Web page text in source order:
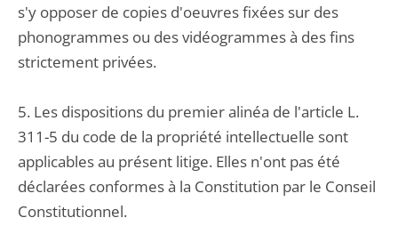
s'y opposer de copies d'oeuvres fixées sur des
phonogrammes ou des vidéogrammes à des fins
strictement privées.
5. Les dispositions du premier alinéa de l'article L.
311-5 du code de la propriété intellectuelle sont
applicables au présent litige. Elles n'ont pas été
déclarées conformes à la Constitution par le Conseil
Constitutionnel.